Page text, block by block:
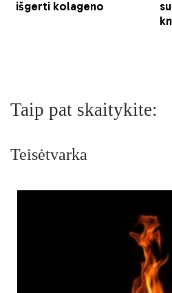
Taip pat skaitykite:
Teisėtvarka